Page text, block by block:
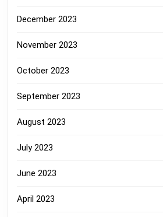
December 2023
November 2023
October 2023
September 2023
August 2023
July 2023
June 2023
April 2023